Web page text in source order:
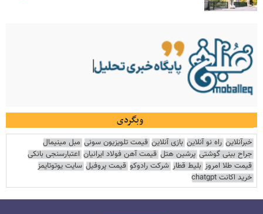
وبگردی
خبرآنلاین راه نو آنلاین بازی آنلاین قیمت تلویزیون سونی مبل مینیمال
جراح بینی گوشتی پرشین هتل قیمت آهن فولاد ایرانیان اعتبارسنجی بانکی
قیمت طلا امروز بلیط قطار شرکت رادوکو قیمت پروفیل سایت یوتوتایمز
خرید اکانت chatgpt